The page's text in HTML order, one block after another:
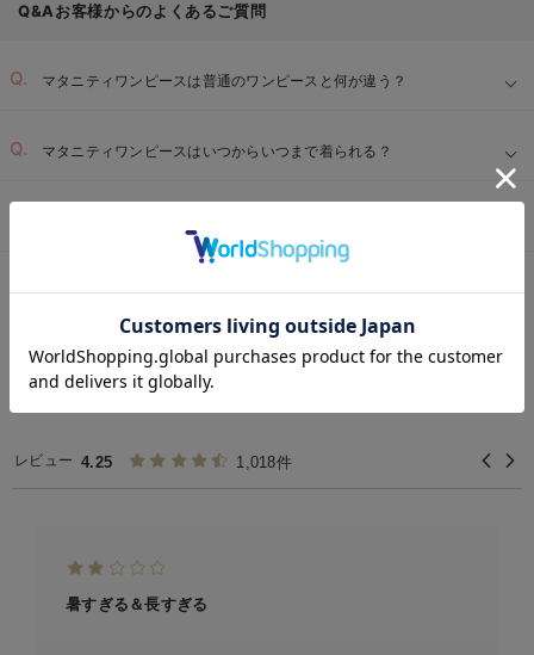
Q&Aお客様からのよくあるご質問
マタニティワンピースは普通のワンピースと何が違う？
マタニティワンピースはいつからいつまで着られる？
お気に入り商品を確認する
REVIEW
マタニティ ワンピース 40cm
の高評価レビュー
レビュー 4.25 1,018件
暑すぎる＆長すぎる